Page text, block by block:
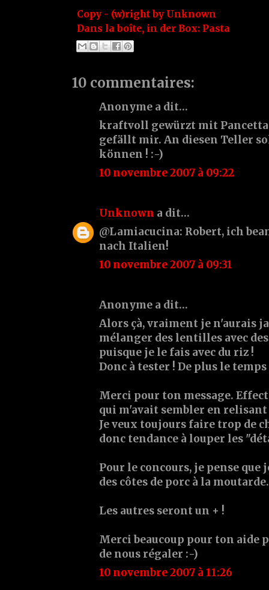
Copy - (w)right by Unknown
Dans la boîte, in der Box: Pasta
10 commentaires:
Anonyme a dit…
kraftvoll gewürzt mit Pancetta
gefällt mir. An diesen Teller
können ! :-)
10 novembre 2007 à 09:22
Unknown a dit…
@Lamiacucina: Robert, ich
nach Italien!
10 novembre 2007 à 09:31
Anonyme a dit…
Alors çà, vraiment je n'aurais
mélanger des lentilles avec
puisque je le fais avec du riz !
Donc à tester ! De plus le
Merci pour ton message.
qui m'avait sembler en
Je veux toujours faire trop de
donc tendance à louper les
Pour le concours, je pense
des côtes de porc à la moutarde.
Les autres seront un + !
Merci beaucoup pour ton aide
de nous régaler :-)
10 novembre 2007 à 11:26